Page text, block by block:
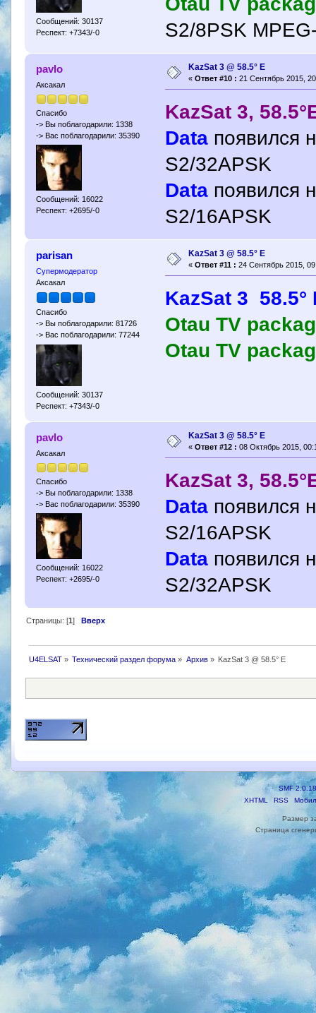
Сообщений: 30137
Респект: +7343/-0
S2/8PSK
pavlo
Аксакал
Спасибо
-> Вы поблагодарили: 1338
-> Вас поблагодарили: 35390
Сообщений: 16022
Респект: +2695/-0
KazSat 3 @ 58.5° Е
« Ответ #10 : 21 Сентябрь 2015,
KazSat 3,
Data появился
S2/32APSK
Data появился
S2/16APSK
parisan
Супермодератор
Аксакал
Спасибо
-> Вы поблагодарили: 81726
-> Вас поблагодарили: 77244
Сообщений: 30137
Респект: +7343/-0
KazSat 3 @ 58.5° Е
« Ответ #11 : 24 Сентябрь 2015,
KazSat 3 58.5°
Otau TV
Otau TV
pavlo
Аксакал
Спасибо
-> Вы поблагодарили: 1338
-> Вас поблагодарили: 35390
Сообщений: 16022
Респект: +2695/-0
KazSat 3 @ 58.5° Е
« Ответ #12 : 08 Октябрь 2015,
KazSat 3,
Data появился
S2/16APSK
Data появился
S2/32APSK
Страницы: [1] Вверх
U4ELSAT» Технический раздел форума » Архив» KazSat 3 @ 58.5° Е
SMF 2.0.18
XHTML
RSS
Размер
Страница